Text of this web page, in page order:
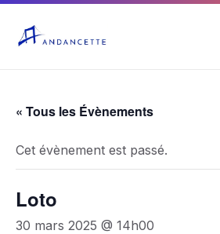
« Tous les Évènements
Cet évènement est passé.
Loto
30 mars 2025 @ 14h00